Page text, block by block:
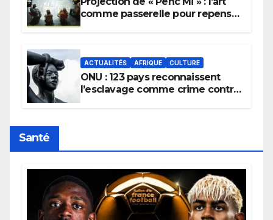
comme passerelle pour repenser
ACTUALITÉS AFRIQUE CULTURE
ONU : 123 pays reconnaissent
l’esclavage comme crime contre
Santé